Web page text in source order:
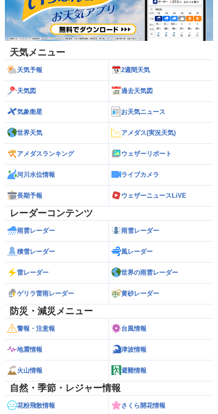
天気メニュー
天気予報 2週間天気
天気図 過去天気図
気象衛星 お天気ニュース
世界天気 アメダス(実況天気)
アメダスランキング ウェザーリポート
河川水位情報 ライブカメラ
長期予報 ウェザーニュースLiVE
レーダーコンテンツ
雨雲レーダー 雨雪レーダー
積雪レーダー 風レーダー
雷レーダー 世界の雨雲レーダー
ゲリラ雷雨レーダー 黄砂レーダー
防災・減災メニュー
警報・注意報 台風情報
地震情報 津波情報
火山情報 避難情報
自然・季節・レジャー情報
花粉飛散情報 さくら開花情報